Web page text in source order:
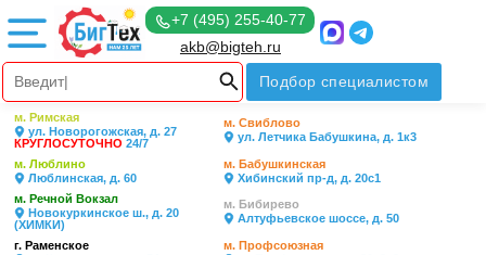
+7 (495) 255-40-77
akb@bigteh.ru
Подбор специалистом
м. Римская
ул. Новорогожская, д. 27
КРУГЛОСУТОЧНО 24/7
м. Свиблово
ул. Летчика Бабушкина, д. 1к3
м. Люблино
Люблинская, д. 60
м. Бабушкинская
Хибинский пр-д, д. 20с1
м. Речной Вокзал
Новокуркинское ш., д. 20
(ХИМКИ)
м. Бибирево
Алтуфьевское шоссе, д. 50
г. Раменское
м. Профсоюзная